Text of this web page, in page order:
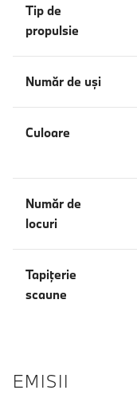
Tip de
propulsie
Număr de uşi
Culoare
Număr de
locuri
Tapiţerie
scaune
EMISII